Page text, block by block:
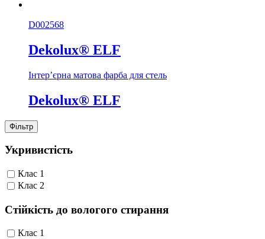
D002568
Dekolux® ELF
Інтер’єрна матова фарба для стель
Dekolux® ELF
Фільтр
Укривистість
Клас 1
Клас 2
Стійкість до вологого стирання
Клас 1